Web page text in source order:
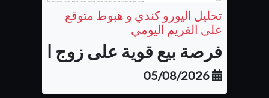
تحليل اليورو كندي و هبوط متوقع
على الفريم اليومي
فرصة بيع قوية على زوج اليورو
05/08/2026